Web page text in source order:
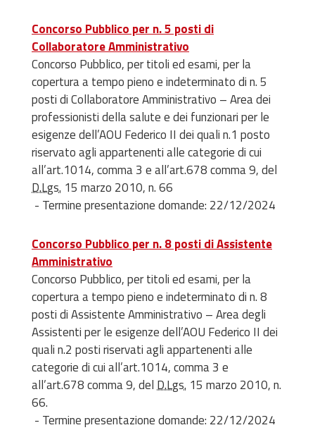
Concorso Pubblico per n. 5 posti di
Collaboratore Amministrativo
Concorso Pubblico, per titoli ed esami, per la
copertura a tempo pieno e indeterminato di n. 5
posti di Collaboratore Amministrativo – Area dei
professionisti della salute e dei funzionari per le
esigenze dell’AOU Federico II dei quali n.1 posto
riservato agli appartenenti alle categorie di cui
all’art.1014, comma 3 e all’art.678 comma 9, del
D.Lgs. 15 marzo 2010, n. 66
- Termine presentazione domande: 22/12/2024
Concorso Pubblico per n. 8 posti di Assistente
Amministrativo
Concorso Pubblico, per titoli ed esami, per la
copertura a tempo pieno e indeterminato di n. 8
posti di Assistente Amministrativo – Area degli
Assistenti per le esigenze dell’AOU Federico II dei
quali n.2 posti riservati agli appartenenti alle
categorie di cui all’art.1014, comma 3 e
all’art.678 comma 9, delD.Lgs. 15 marzo 2010, n.
66.
- Termine presentazione domande: 22/12/2024